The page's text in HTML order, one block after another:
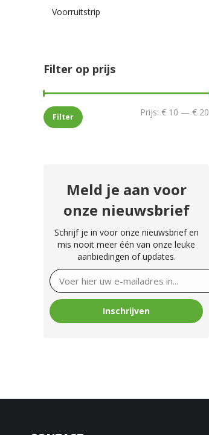
Voorruitstrip
Filter op prijs
Filter Prijs: € 10 — € 20
Meld je aan voor
onze nieuwsbrief
Schrijf je in voor onze nieuwsbrief en
mis nooit meer één van onze leuke
aanbiedingen of updates.